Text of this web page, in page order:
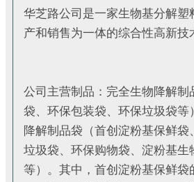
华芝路公司是一家生物基分解塑
产和销售为一体的综合性高新技
公司主营制品：完全生物降解制
袋、环保包装袋、环保垃圾袋等
降解制品袋（首创淀粉基保鲜
垃圾袋、环保购物袋、淀粉基生
等）。其中，首创淀粉基保鲜袋